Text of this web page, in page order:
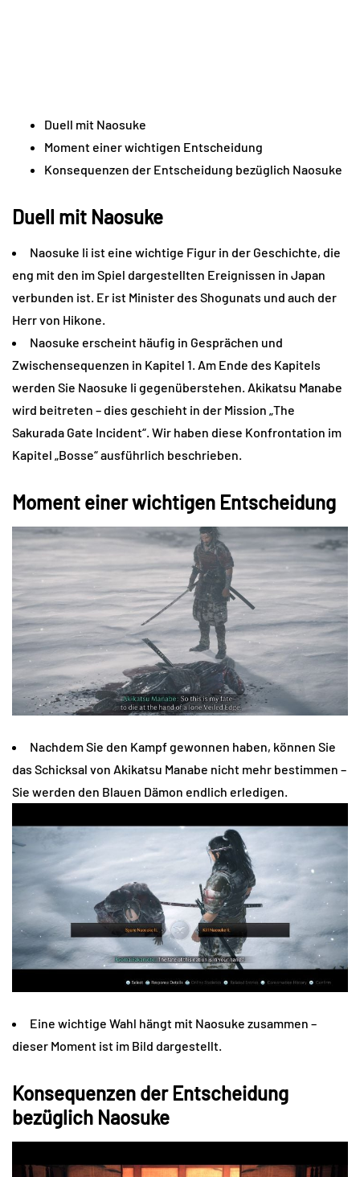
Duell mit Naosuke
Moment einer wichtigen Entscheidung
Konsequenzen der Entscheidung bezüglich Naosuke
Duell mit Naosuke
Naosuke Ii ist eine wichtige Figur in der Geschichte, die
eng mit den im Spiel dargestellten Ereignissen in Japan
verbunden ist. Er ist Minister des Shogunats und auch der
Herr von Hikone.
Naosuke erscheint häufig in Gesprächen und
Zwischensequenzen in Kapitel 1. Am Ende des Kapitels
werden Sie Naosuke Ii gegenüberstehen. Akikatsu Manabe
wird beitreten – dies geschieht in der Mission „The
Sakurada Gate Incident“. Wir haben diese Konfrontation im
Kapitel „Bosse“ ausführlich beschrieben.
Moment einer wichtigen Entscheidung
Nachdem Sie den Kampf gewonnen haben, können Sie
das Schicksal von Akikatsu Manabe nicht mehr bestimmen –
Sie werden den Blauen Dämon endlich erledigen.
Eine wichtige Wahl hängt mit Naosuke zusammen –
dieser Moment ist im Bild dargestellt.
Konsequenzen der Entscheidung
bezüglich Naosuke